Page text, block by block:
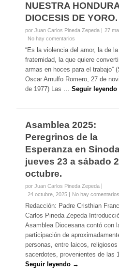
NUESTRA
DIOCESIS DE YORO.
por Juan Carlos Pineda Zepeda
27
No hay comentarios
“Es la violencia del amor, la de la
fraternidad, la que quiere
armas en hoces para el trabajo”
Oscar Arnulfo Romero, 27 de
de 1977) Las …Seguir
Asamblea 2025:
Peregrinos de la
Esperanza en
jueves 23 a sábado
octubre.
por Juan Carlos Pineda Zepeda
24 octubre, 2025
No hay comentarios
Redacción: Padre Cristhian
Carlos Pineda Zepeda
Asamblea Diocesana contó con
participación de
personas, entre laicos,
sacerdotes, provenientes de las
Seguir leyendo →